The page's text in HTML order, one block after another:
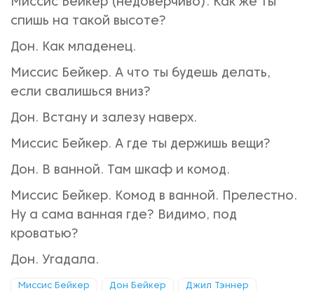
Миссис Бейкер (недоверчиво). Как же ты
спишь на такой высоте?
Дон. Как младенец.
Миссис Бейкер. А что ты будешь делать,
если свалишься вниз?
Дон. Встану и залезу наверх.
Миссис Бейкер. А где ты держишь вещи?
Дон. В ванной. Там шкаф и комод.
Миссис Бейкер. Комод в ванной. Прелестно.
Ну а сама ванная где? Видимо, под
кроватью?
Дон. Угадала.
Миссис Бейкер Дон Бейкер Джил Тэннер